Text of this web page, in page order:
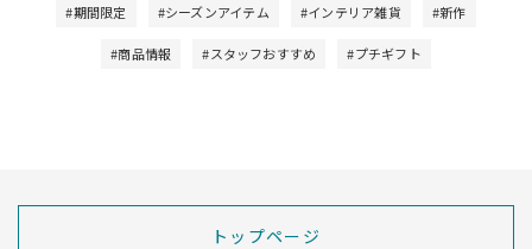
#期間限定 #シーズンアイテム #インテリア雑貨 #新作
#商品情報 #スタッフおすすめ #プチギフト
トップページ